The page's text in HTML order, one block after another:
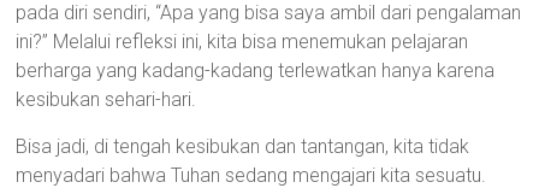
pada diri sendiri, “Apa yang bisa saya ambil dari pengalaman
ini?” Melalui refleksi ini, kita bisa menemukan pelajaran
berharga yang kadang-kadang terlewatkan hanya karena
kesibukan sehari-hari.
Bisa jadi, di tengah kesibukan dan tantangan, kita tidak
menyadari bahwa Tuhan sedang mengajari kita sesuatu.